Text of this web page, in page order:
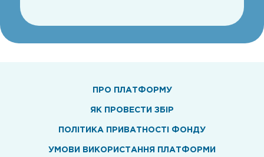
ПРО ПЛАТФОРМУ
ЯК ПРОВЕСТИ ЗБІР
ПОЛІТИКА ПРИВАТНОСТІ ФОНДУ
УМОВИ ВИКОРИСТАННЯ ПЛАТФОРМИ